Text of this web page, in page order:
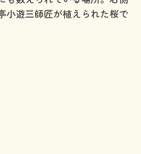
小遊三師匠が植えられた桜で